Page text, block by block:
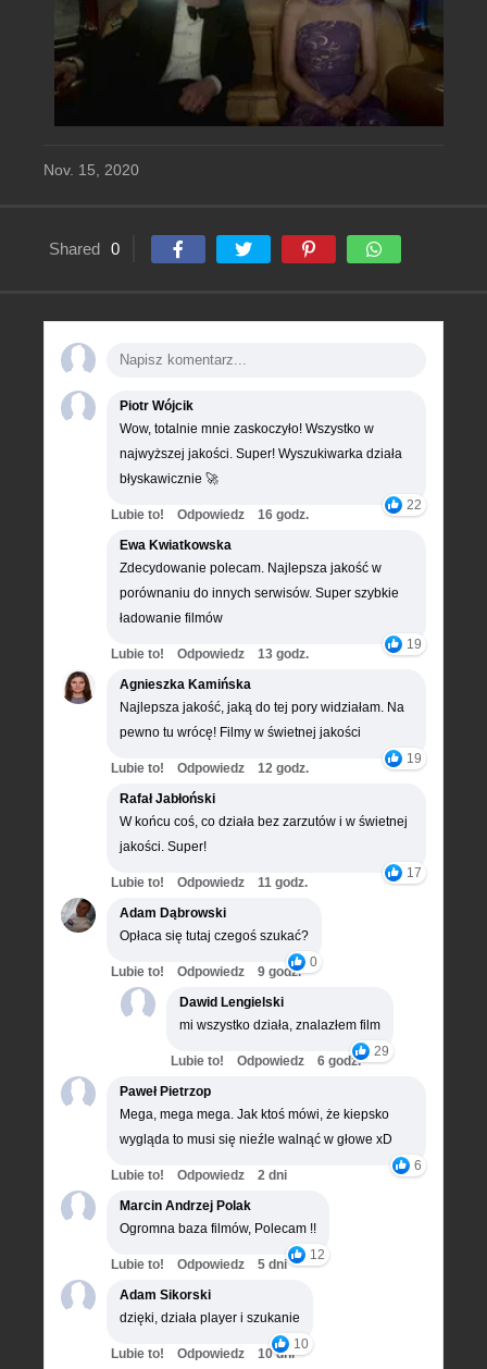
Nov. 15, 2020
Shared 0
Piotr Wójcik
Wow, totalnie mnie zaskoczyło! Wszystko w
najwyższej jakości. Super! Wyszukiwarka działa
błyskawicznie 🚀
22
Lubie to! Odpowiedz
16 godz.
Ewa Kwiatkowska
Zdecydowanie polecam. Najlepsza jakość w
porównaniu do innych serwisów. Super szybkie
ładowanie filmów
19
Lubie to! Odpowiedz
13 godz.
Agnieszka Kamińska
Najlepsza jakość, jaką do tej pory widziałam. Na
pewno tu wrócę! Filmy w świetnej jakości
19
Lubie to! Odpowiedz
12 godz.
Rafał Jabłoński
W końcu coś, co działa bez zarzutów i w świetnej
jakości. Super!
17
Lubie to! Odpowiedz
11 godz.
Adam Dąbrowski
Opłaca się tutaj czegoś szukać?
0
Lubie to! Odpowiedz
9 godz.
Dawid Lengielski
mi wszystko działa, znalazłem film
29
Lubie to! Odpowiedz
6 godz.
Paweł Pietrzop
Mega, mega mega. Jak ktoś mówi, że kiepsko
wygląda to musi się nieźle walnąć w głowe xD
6
Lubie to! Odpowiedz
2 dni
Marcin Andrzej Polak
Ogromna baza filmów, Polecam !!
12
Lubie to! Odpowiedz
5 dni
Adam Sikorski
dzięki, działa player i szukanie
10
Lubie to! Odpowiedz 10 dni